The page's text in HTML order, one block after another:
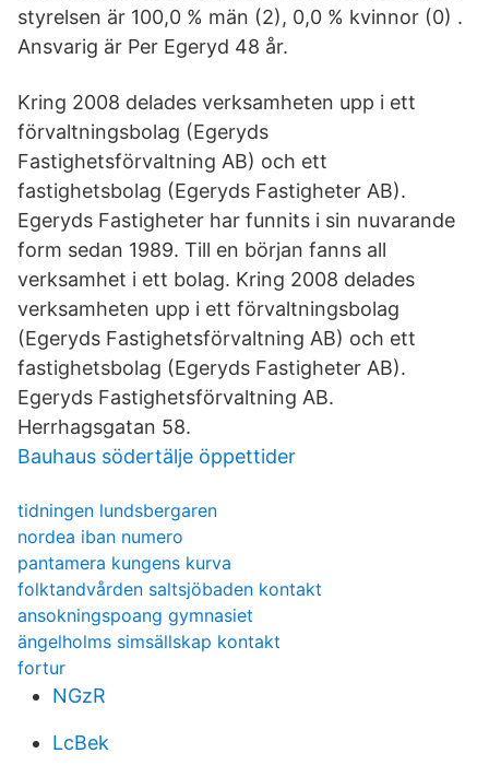
styrelsen är 100,0 % män (2), 0,0 % kvinnor (0) .
Ansvarig är Per Egeryd 48 år.
Kring 2008 delades verksamheten upp i ett
förvaltningsbolag (Egeryds
Fastighetsförvaltning AB) och ett
fastighetsbolag (Egeryds Fastigheter AB).
Egeryds Fastigheter har funnits i sin nuvarande
form sedan 1989. Till en början fanns all
verksamhet i ett bolag. Kring 2008 delades
verksamheten upp i ett förvaltningsbolag
(Egeryds Fastighetsförvaltning AB) och ett
fastighetsbolag (Egeryds Fastigheter AB).
Egeryds Fastighetsförvaltning AB.
Herrhagsgatan 58.
Bauhaus södertälje öppettider
tidningen lundsbergaren
nordea iban numero
pantamera kungens kurva
folktandvården saltsjöbaden kontakt
ansokningspoang gymnasiet
ängelholms simsällskap kontakt
fortur
NGzR
LcBek